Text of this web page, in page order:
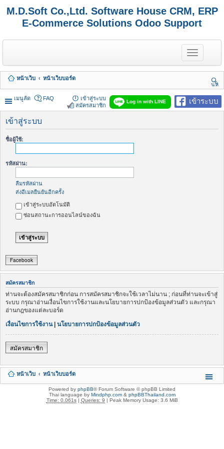
M.D.Soft Co.,Ltd. Software House CRM, ERP
E-Commerce Solutions Odoo Support
T
o
g
e
n
a
v
g
หน้าเว็บ
หน้าเว็บบอร์ด
นห
า
เมนูลัด
เข้าระบบ
Log in with LINE
FAQ
เข้าสู่ระบบ
สมัครสมาชิก
เข้าสู่ระบบ
ชื่อผู้ใช้:
รหัสผ่าน:
ลืมรหัสผ่าน
ส่งอีเมลยืนยันอีกครั้ง
เข้าสู่ระบบอัตโนมัติ
ซ่อนสถานะการออนไลน์ของฉัน
Facebook
สมัครสมาชิก
ท่านจะต้องสมัครสมาชิกก่อน การสมัครสมาชิกจะใช้เวลาไม่นาน ; ก่อนที่ท่านจะเข้าสู่
ระบบ กรุณาอ่านเงื่อนไขการใช้งานและนโยบายการปกป้องข้อมูลส่วนตัว และกรุณา
อ่านกฎของแต่ละบอร์ด
เงื่อนไขการใช้งาน| นโยบายการปกป้องข้อมูลส่วนตัว
สมัครสมาชิก
หน้าเว็บ หน้าเว็บบอร์ด
Powered by phpBB® Forum Software © phpBB Limited
Thai language by Mindphp.com& phpBBThailand.com
Time: 0.061s| Queries: 9 | Peak Memory Usage: 3.6 MiB